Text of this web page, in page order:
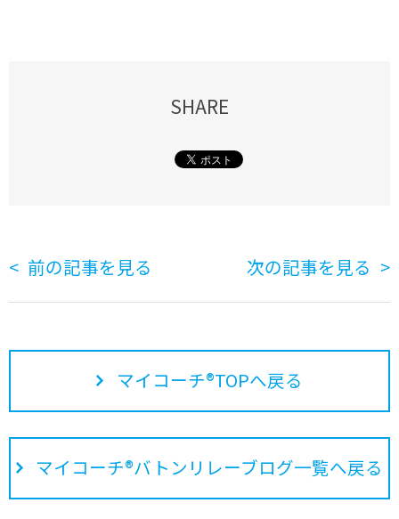
SHARE
前の記事を見る 次の記事を見る
マイコーチ®TOPへ戻る
マイコーチ®バトンリレーブログ一覧へ戻る